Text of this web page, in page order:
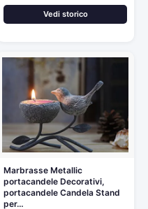
Vedi storico
Marbrasse Metallic
portacandele Decorativi,
portacandele Candela Stand
per…